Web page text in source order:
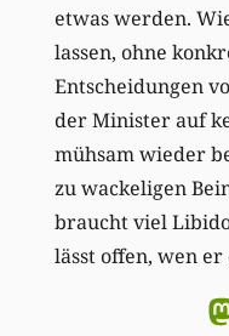
etwas werden.
lassen, ohne
Entscheidungen
der Minister auf
mühsam wieder
zu wackeligen
braucht viel
lässt offen, wen